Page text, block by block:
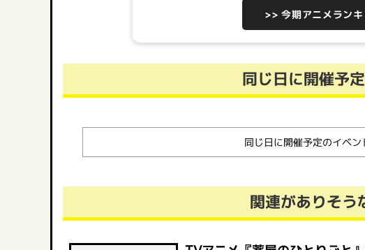
>> 今期アニメラン
同じ日に開催予
同じ日に開催予定のイベン
関連がありそう